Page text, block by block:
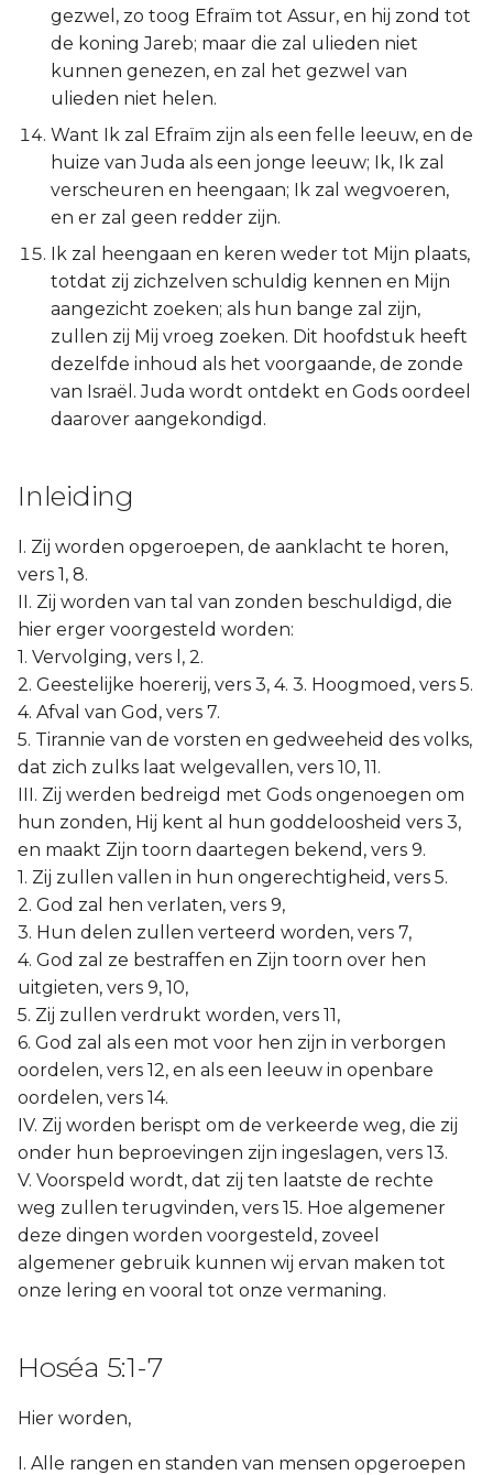
3 Johannes
Judas
Openbaring
gezwel, zo toog Efraïm tot Assur, en hij zond tot
de koning Jareb; maar die zal ulieden niet
kunnen genezen, en zal het gezwel van
ulieden niet helen.
Want Ik zal Efraïm zijn als een felle leeuw, en de
huize van Juda als een jonge leeuw; Ik, Ik zal
verscheuren en heengaan; Ik zal wegvoeren,
en er zal geen redder zijn.
Ik zal heengaan en keren weder tot Mijn plaats,
totdat zij zichzelven schuldig kennen en Mijn
aangezicht zoeken; als hun bange zal zijn,
zullen zij Mij vroeg zoeken. Dit hoofdstuk heeft
dezelfde inhoud als het voorgaande, de zonde
van Israël. Juda wordt ontdekt en Gods oordeel
daarover aangekondigd.
Inleiding
I. Zij worden opgeroepen, de aanklacht te horen,
vers 1, 8.
II. Zij worden van tal van zonden beschuldigd, die
hier erger voorgesteld worden:
1. Vervolging, vers l, 2.
2. Geestelijke hoererij, vers 3, 4. 3. Hoogmoed, vers 5.
4. Afval van God, vers 7.
5. Tirannie van de vorsten en gedweeheid des volks,
dat zich zulks laat welgevallen, vers 10, 11.
III. Zij werden bedreigd met Gods ongenoegen om
hun zonden, Hij kent al hun goddeloosheid vers 3,
en maakt Zijn toorn daartegen bekend, vers 9.
1. Zij zullen vallen in hun ongerechtigheid, vers 5.
2. God zal hen verlaten, vers 9,
3. Hun delen zullen verteerd worden, vers 7,
4. God zal ze bestraffen en Zijn toorn over hen
uitgieten, vers 9, 10,
5. Zij zullen verdrukt worden, vers 11,
6. God zal als een mot voor hen zijn in verborgen
oordelen, vers 12, en als een leeuw in openbare
oordelen, vers 14.
IV. Zij worden berispt om de verkeerde weg, die zij
onder hun beproevingen zijn ingeslagen, vers 13.
V. Voorspeld wordt, dat zij ten laatste de rechte
weg zullen terugvinden, vers 15. Hoe algemener
deze dingen worden voorgesteld, zoveel
algemener gebruik kunnen wij ervan maken tot
onze lering en vooral tot onze vermaning.
Hoséa 5:1-7
Hier worden,
I. Alle rangen en standen van mensen opgeroepen